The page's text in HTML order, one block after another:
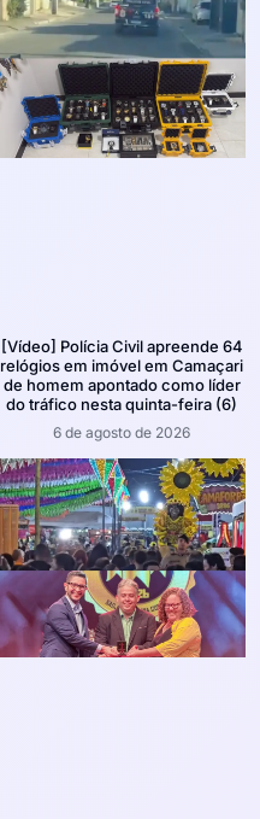
[Vídeo] Polícia Civil apreende 64
relógios em imóvel em Camaçari
de homem apontado como líder
do tráfico nesta quinta-feira (6)
6 de agosto de 2026